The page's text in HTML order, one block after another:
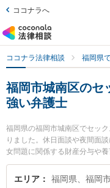
ココナラへ
ココナラ法律相談 福岡県
福岡市城南区のセ
強い弁護士
福岡県の福岡市城南区でセッ
りました。休日面談や夜間面
女問題に関係する財産分与や
でき便利です。特に弁護士法
護士のプロフィール情報や弁
エリア 福岡県、福岡